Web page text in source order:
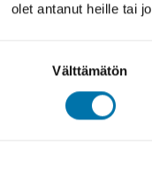
olet antanut heille tai
Välttämätön